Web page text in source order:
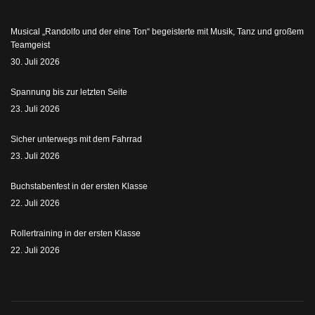
Musical „Randolfo und der eine Ton“ begeisterte mit Musik, Tanz und großem
Teamgeist
30. Juli 2026
Spannung bis zur letzten Seite
23. Juli 2026
Sicher unterwegs mit dem Fahrrad
23. Juli 2026
Buchstabenfest in der ersten Klasse
22. Juli 2026
Rollertraining in der ersten Klasse
22. Juli 2026